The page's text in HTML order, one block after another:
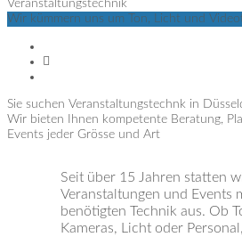
Veranstaltungstechnik
Wir kümmern uns um Ton, Licht und
Sie suchen Veranstaltungstechnk in
Wir bieten Ihnen kompetente Beratung,
Events jeder Grösse und Art
Seit über 15 Jahren statten
Veranstaltungen und Events
benötigten Technik aus. Ob
Kameras, Licht oder